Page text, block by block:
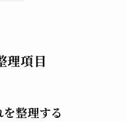
理項目
整理する